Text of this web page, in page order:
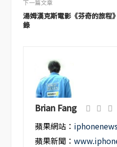
下一篇文章
湯姆漢克斯電影《芬奇的旅程
錄
Brian Fang
蘋果網站：
蘋果新聞：